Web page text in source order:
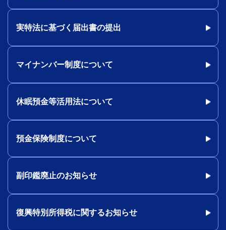
実特法に基づく届出書の提出
マイナンバー制度について
休眠預金等活用法について
預金保険制度について
副印鑑廃止のお知らせ
復興特別所得税に関するお知らせ